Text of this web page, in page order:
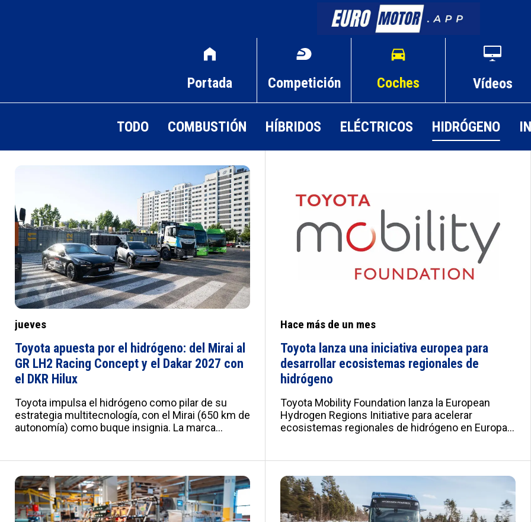
Portada Competición Coches Vídeos
TODO COMBUSTIÓN HÍBRIDOS ELÉCTRICOS HIDRÓGENO
jueves
Toyota apuesta por el hidrógeno: del Mirai al
GR LH2 Racing Concept y el Dakar 2027 con
el DKR Hilux
Toyota impulsa el hidrógeno como pilar de su
estrategia multitecnología, con el Mirai (650 km de
autonomía) como buque insignia. La marca
competición, con el GR LH2 Racing Concept en Le
Mans y el DKR GR FC Hilux para el Dakar 2027.
Hace más de un mes
Toyota lanza una iniciativa europea para
desarrollar ecosistemas regionales de
hidrógeno
Toyota Mobility Foundation lanza la European
Hydrogen Regions Initiative para acelerar
ecosistemas regionales de hidrógeno en Europa.
técnico y la plataforma H2Scout para el desarrollo
de proyectos. Añadir Euromotor en Google